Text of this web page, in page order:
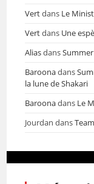
Vertdans Le
Vertdans Une
Aliasdans
Baroonadans
la lune de Shakari
Baroonadans Le
Jourdan dans